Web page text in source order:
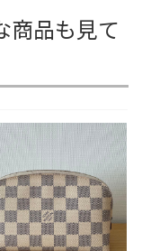
商品も見て